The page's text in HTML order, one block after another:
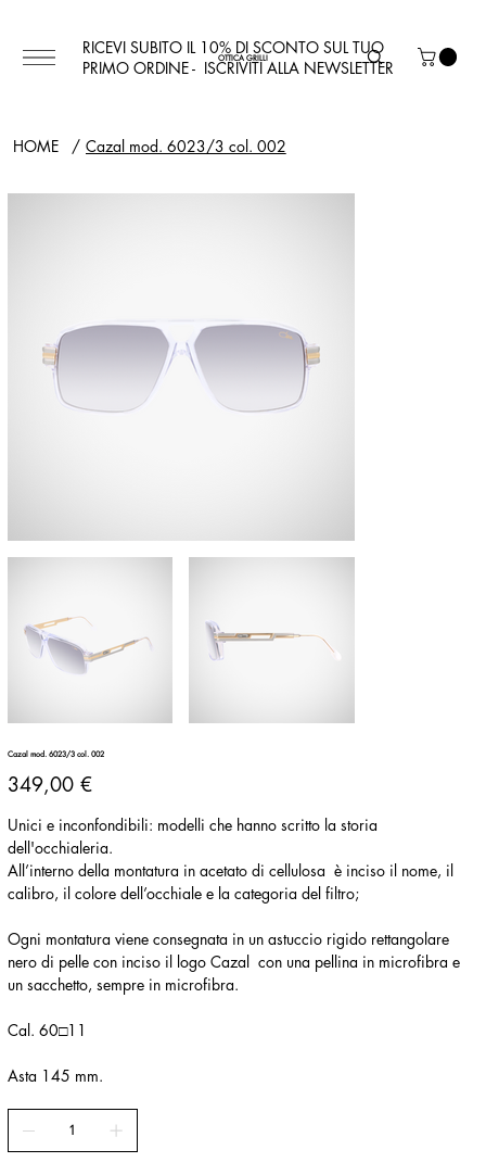
RICEVI SUBITO IL 10% DI SCONTO SUL TUO
PRIMO ORDINE - ISCRIVITI ALLA NEWSLETTER
OTTICA GRILLI
HOME / Cazal mod. 6023/3 col. 002
Cazal mod. 6023/3 col. 002
Prezzo
349,00 €
Unici e inconfondibili: modelli che hanno scritto la storia
dell'occhialeria.
All’interno della montatura in acetato di cellulosa è inciso il nome, il
calibro, il colore dell’occhiale e la categoria del filtro;
Ogni montatura viene consegnata in un astuccio rigido rettangolare
nero di pelle con inciso il logo Cazal con una pellina in microfibra e
un sacchetto, sempre in microfibra.
Cal. 60□11
Asta 145 mm.